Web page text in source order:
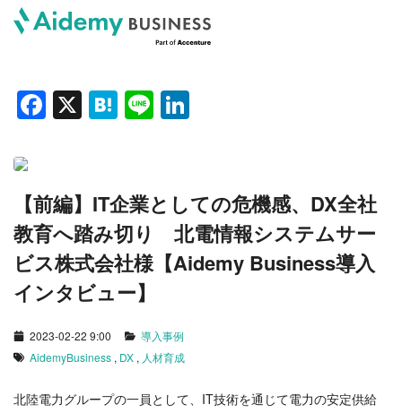
F
a
e
b
o
o
k
X H
at
n
a
Li
n
e
dI
n
【前編】IT企業としての危機感、DX全社
教育へ踏み切り 北電情報システムサー
ビス株式会社様【Aidemy Business導入
インタビュー】
2023-02-22 9:00
導入事例
AidemyBusiness , DX , 人材育成
北陸電力グループの一員として、IT技術を通じて電力の安定供給